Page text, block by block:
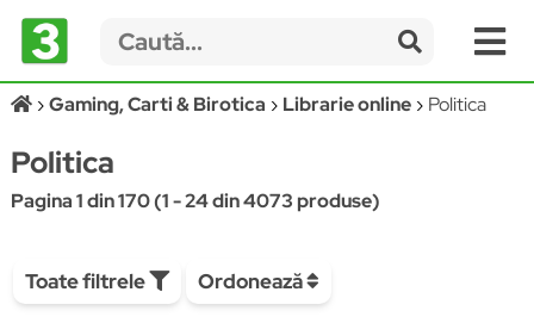
Gaming, Carti & Birotica Librarie online Politica
Politica
Pagina 1 din 170 (1 - 24 din 4073 produse)
Toate filtrele Ordonează